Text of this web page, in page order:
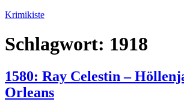
Zum
springen
Krimikiste
Schlagwort: 1918
1580: Ray Celestin –
Orleans